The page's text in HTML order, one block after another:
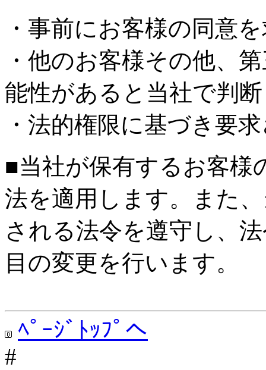
・事前にお客様の同意
・他のお客様その他、
能性があると当社で判
・法的権限に基づき要
■当社が保有するお客様
法を適用します。また
される法令を遵守し、
目の変更を行います。
ﾍﾟｰｼﾞﾄｯﾌﾟへ
#